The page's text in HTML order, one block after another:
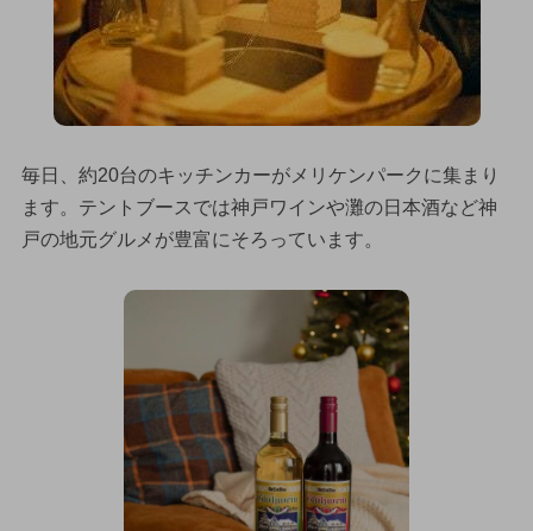
毎日、約20台のキッチンカーがメリケンパークに集まり
ます。テントブースでは神戸ワインや灘の日本酒など神
戸の地元グルメが豊富にそろっています。